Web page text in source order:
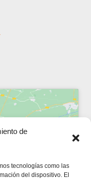
de
tecnologías como las
del dispositivo. El